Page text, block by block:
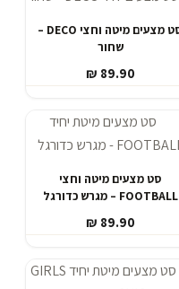
סט מצעים מיטה וחצי DECO –
שחור
₪ 89.90
סט מצעים מיטה וחצי
FOOTBALL – מגרש כדורגל
₪ 89.90